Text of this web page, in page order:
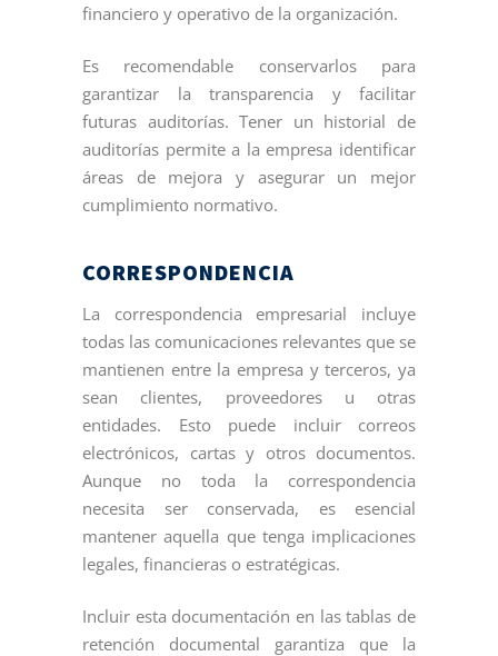
financiero y operativo de la organización.
Es recomendable conservarlos para
garantizar la transparencia y facilitar
futuras auditorías. Tener un historial de
auditorías permite a la empresa identificar
áreas de mejora y asegurar un mejor
cumplimiento normativo.
CORRESPONDENCIA
La correspondencia empresarial incluye
todas las comunicaciones relevantes que se
mantienen entre la empresa y terceros, ya
sean clientes, proveedores u otras
entidades. Esto puede incluir correos
electrónicos, cartas y otros documentos.
Aunque no toda la correspondencia
necesita ser conservada, es esencial
mantener aquella que tenga implicaciones
legales, financieras o estratégicas.
Incluir esta documentación en las tablas de
retención documental garantiza que la